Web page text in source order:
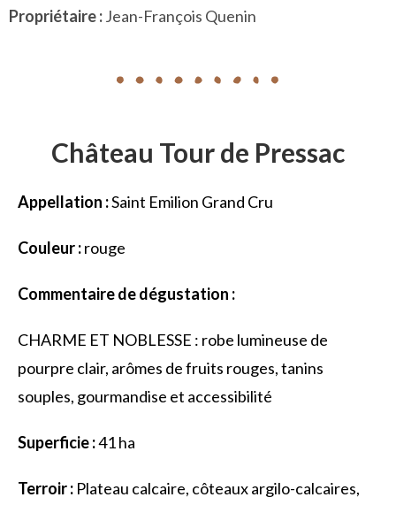
Propriétaire :Jean-François Quenin
Château Tour de Pressac
Appellation :Saint Emilion Grand Cru
Couleur :rouge
Commentaire de dégustation :
CHARME ET NOBLESSE : robe lumineuse de
pourpre clair, arômes de fruits rouges, tanins
souples, gourmandise et accessibilité
Superficie :41 ha
Terroir : Plateau calcaire, côteaux argilo-calcaires,